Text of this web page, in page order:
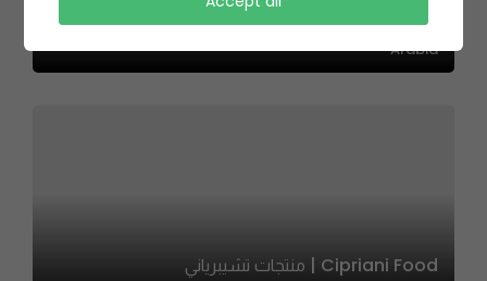
7856 Rafha St, Al Wahah, 2406، Riyadh 12444, Saudi
Arabia
Cipriani Food | منتجات تشيبرياني